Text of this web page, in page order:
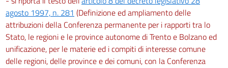
agosto 1997, n. 281 (Definizione ed ampliamento delle
attribuzioni della Conferenza permanente per i rapporti tra lo
Stato, le regioni e le province autonome di Trento e Bolzano ed
unificazione, per le materie ed i compiti di interesse comune
delle regioni, delle province e dei comuni, con la Conferenza